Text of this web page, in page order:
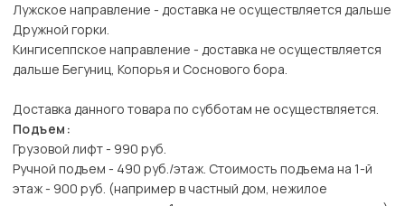
Лужское направление - доставка не осуществляется дальше
Дружной горки.
Кингисеппское направление - доставка не осуществляется
дальше Бегуниц, Копорья и Соснового бора.
Доставка данного товара по субботам не осуществляется.
Подъем:
Грузовой лифт - 990 руб.
Ручной подъем - 490 руб./этаж. Стоимость подъема на 1-й
этаж - 900 руб. (например в частный дом, нежилое